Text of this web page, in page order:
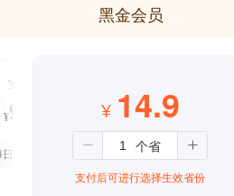
黑金会员
3个月
¥99
仅1.08元
¥ 14.9
支付后可进行选择生效省份